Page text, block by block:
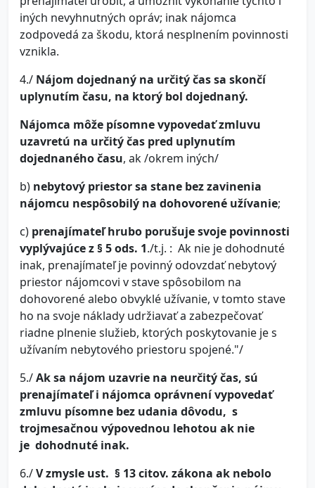
iných nevyhnutných opráv; inak nájomca
zodpovedá za škodu, ktorá nesplnením povinnosti
vznikla.
4./ Nájom dojednaný na určitý čas sa skončí
uplynutím času, na ktorý bol dojednaný.
Nájomca môže písomne vypovedať zmluvu
uzavretú na určitý čas pred uplynutím
dojednaného času, ak /okrem iných/
b) nebytový priestor sa stane bez zavinenia
nájomcu nespôsobilý na dohovorené užívanie;
c) prenajímateľ hrubo porušuje svoje povinnosti
vyplývajúce z § 5 ods. 1./t.j. : Ak nie je dohodnuté
inak, prenajímateľ je povinný odovzdať nebytový
priestor nájomcovi v stave spôsobilom na
dohovorené alebo obvyklé užívanie, v tomto stave
ho na svoje náklady udržiavať a zabezpečovať
riadne plnenie služieb, ktorých poskytovanie je s
užívaním nebytového priestoru spojené."/
5./Ak sa nájom uzavrie na neurčitý čas, sú
prenajímateľ i nájomca oprávnení vypovedať
zmluvu písomne bez udania dôvodu, s
trojmesačnou výpovednou lehotou ak nie
je dohodnuté inak.
6./V zmysle ust. § 13 citov. zákona ak nebolo